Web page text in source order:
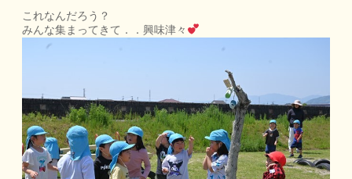
これなんだろう？
みんな集まってきて．．興味津々